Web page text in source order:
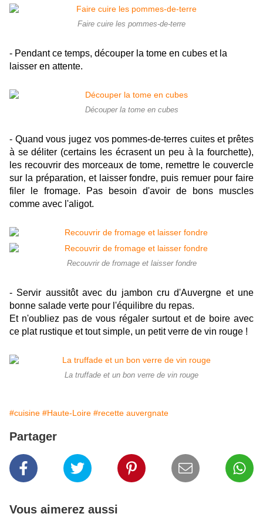
Faire cuire les pommes-de-terre
- Pendant ce temps, découper la tome en cubes et la
laisser en attente.
Découper la tome en cubes
- Quand vous jugez vos pommes-de-terres cuites et prêtes
à se déliter (certains les écrasent un peu à la fourchette),
les recouvrir des morceaux de tome, remettre le couvercle
sur la préparation, et laisser fondre, puis remuer pour faire
filer le fromage. Pas besoin d'avoir de bons muscles
comme avec l'aligot.
Recouvrir de fromage et laisser fondre
- Servir aussitôt avec du jambon cru d'Auvergne et une
bonne salade verte pour l'équilibre du repas.
Et n'oubliez pas de vous régaler surtout et de boire avec
ce plat rustique et tout simple, un petit verre de vin rouge !
La truffade et un bon verre de vin rouge
#cuisine #Haute-Loire #recette auvergnate
Partager
Vous aimerez aussi